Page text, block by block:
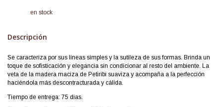
en stock
Descripción
Se caracteriza por sus líneas simples y la sutileza de sus formas. Brinda un
toque de sofisticación y elegancia sin condicionar al resto del ambiente. La
veta de la madera maciza de Petiribi suaviza y acompaña a la perfección
haciéndola más descontracturada y cálida.
Tiempo de entrega: 75 dias.